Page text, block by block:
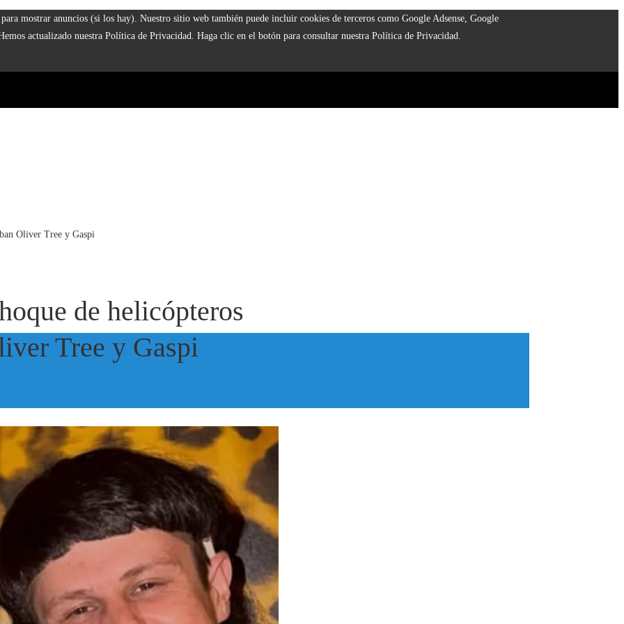
mostrar anuncios (si los hay). Nuestro sitio web también puede incluir cookies de terceros como Google Adsense, Google
actualizado nuestra Política de Privacidad. Haga clic en el botón para consultar nuestra Política de Privacidad.
Oliver Tree y Gaspi
de helicópteros
Tree y Gaspi